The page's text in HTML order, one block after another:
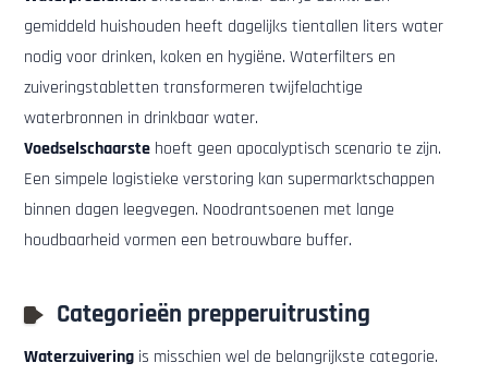
gemiddeld huishouden heeft dagelijks tientallen liters water
nodig voor drinken, koken en hygiëne. Waterfilters en
zuiveringstabletten transformeren twijfelachtige
waterbronnen in drinkbaar water.
Voedselschaarste hoeft geen apocalyptisch scenario te zijn.
Een simpele logistieke verstoring kan supermarktschappen
binnen dagen leegvegen. Noodrantsoenen met lange
houdbaarheid vormen een betrouwbare buffer.
Categorieën prepperuitrusting
Waterzuivering is misschien wel de belangrijkste categorie.